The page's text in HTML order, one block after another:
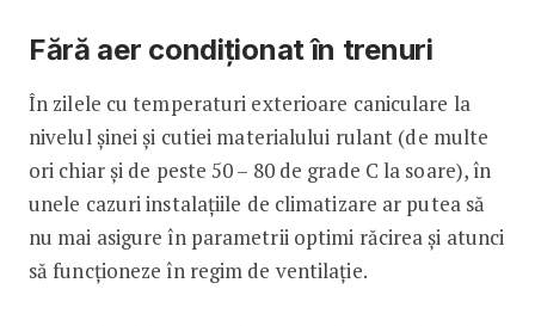
Fără aer condiționat în trenuri
În zilele cu temperaturi exterioare caniculare la
nivelul șinei și cutiei materialului rulant (de multe
ori chiar și de peste 50 – 80 de grade C la soare), în
unele cazuri instalațiile de climatizare ar putea să
nu mai asigure în parametrii optimi răcirea şi atunci
să funcţioneze în regim de ventilație.